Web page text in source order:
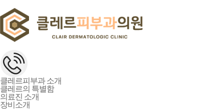
클레르피부과 소개
클레르의 특별함
의료진 소개
장비소개